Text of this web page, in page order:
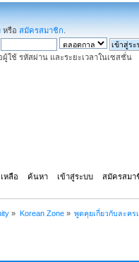
หรือสมัครสมาชิก
ผู้ใช้ รหัสผ่าน และระยะเวลาในเซสชั่น
หลือ ค้นหา เข้าสู่ระบบ สมัครสมา
» Korean Zone» พูดคุยเกี่ยวกับละคร